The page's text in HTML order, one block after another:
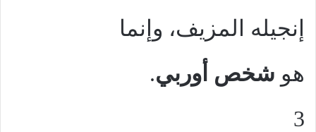
إنجيله المزيف، وإنما
هو شخص أوربي.
3